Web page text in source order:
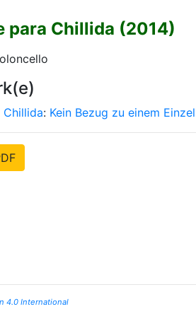
para Chillida (2014)
Chillida: Kein Bezug zu einem
4.0 International